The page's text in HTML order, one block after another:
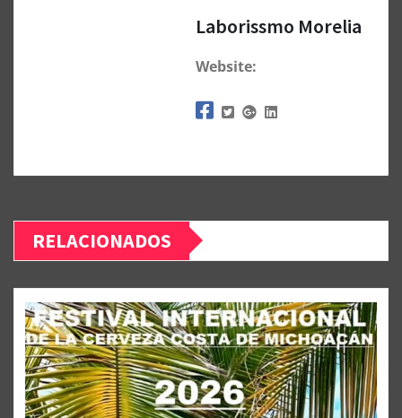
Laborissmo Morelia
Website:
RELACIONADOS